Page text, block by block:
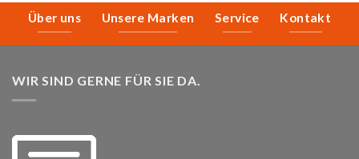
Über uns Unsere Marken Service Kontakt
WIR SIND GERNE FÜR SIE DA.